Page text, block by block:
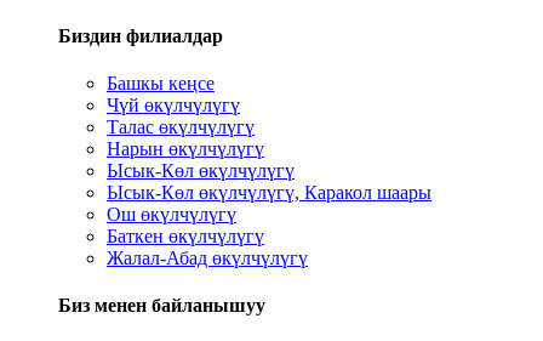
Биздин филиалдар
Башкы кеңсе
Чүй өкүлчүлүгү
Талас өкүлчүлүгү
Нарын өкүлчүлүгү
Ысык-Көл өкүлчүлүгү
Ысык-Көл өкүлчүлүгү, Каракол шаары
Ош өкүлчүлүгү
Баткен өкүлчүлүгү
Жалал-Абад өкүлчүлүгү
Биз менен байланышуу